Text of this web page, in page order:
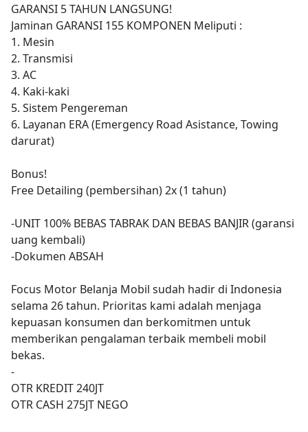
GARANSI 5 TAHUN LANGSUNG!
Jaminan GARANSI 155 KOMPONEN Meliputi :
1. Mesin
2. Transmisi
3. AC
4. Kaki-kaki
5. Sistem Pengereman
6. Layanan ERA (Emergency Road Asistance, Towing
darurat)
Bonus!
Free Detailing (pembersihan) 2x (1 tahun)
-UNIT 100% BEBAS TABRAK DAN BEBAS BANJIR (garansi
uang kembali)
-Dokumen ABSAH
Focus Motor Belanja Mobil sudah hadir di Indonesia
selama 26 tahun. Prioritas kami adalah menjaga
kepuasan konsumen dan berkomitmen untuk
memberikan pengalaman terbaik membeli mobil
bekas.
-
OTR KREDIT 240JT
OTR CASH 275JT NEGO